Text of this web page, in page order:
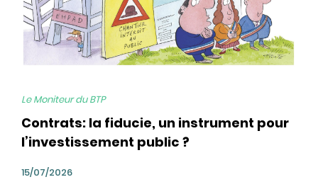
Le Moniteur du BTP
Contrats: la fiducie, un instrument pour
l’investissement public ?
15/07/2026